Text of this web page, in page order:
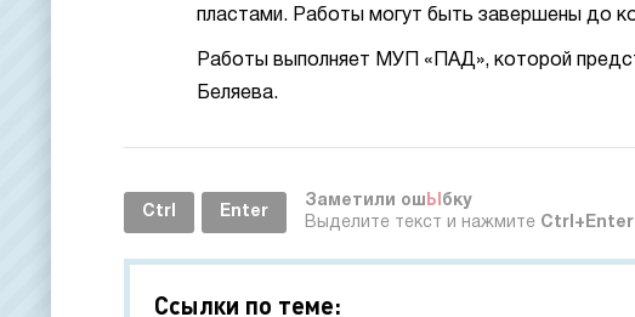
пластами. Работы могут быть завершены до
Работы выполняет МУП «ПАД», которой
Беляева.
Ctrl Enter
Заметили ош Ы бку
Выделите текст и нажмите Ctrl+Enter
Ссылки по теме: